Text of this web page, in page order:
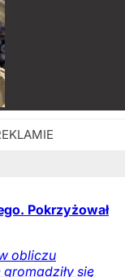
Pokrzyżował
obliczu
się